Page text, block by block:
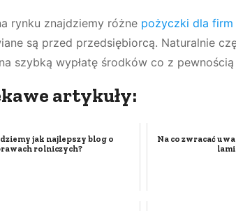
rynku znajdziemy różne pożyczki dla
są przed przedsiębiorcą. Naturalnie
szybką wypłatę środków co z
artykuły:
jak najlepszy blog o
rolniczych?
Na co zwracać